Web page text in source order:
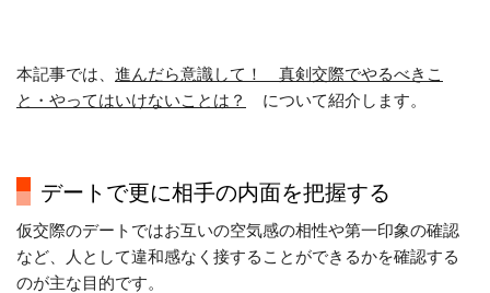
本記事では、 進んだら意識して！ 真剣交際でやるべきこ
と・やってはいけないことは？
について紹介します。
デートで更に相手の内面を把握する
仮交際のデートではお互いの空気感の相性や第一印象の確認
など、人として違和感なく接することができるかを確認する
のが主な目的です。